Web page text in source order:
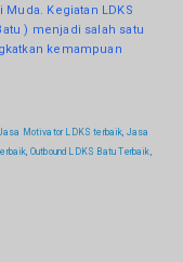
Kegiatan LDKS
) menjadi salah satu
kemampuan
Motivator LDKS terbaik Jasa
Outbound LDKS Batu Terbaik